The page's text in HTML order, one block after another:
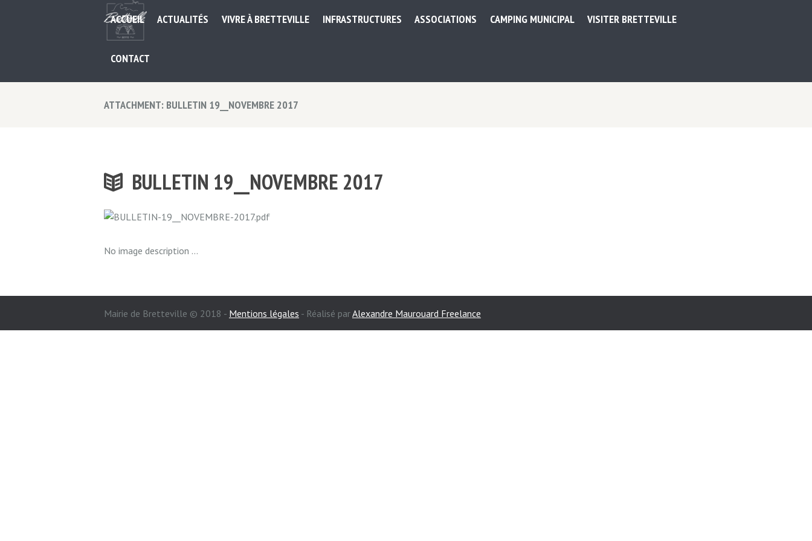
ACCUEIL ACTUALITÉS VIVRE À BRETTEVILLE INFRASTRUCTURES ASSOCIATIONS CAMPING MUNICIPAL VISITER BRETTEVILLE
CONTACT
ATTACHMENT: BULLETIN 19__NOVEMBRE 2017
BULLETIN 19__NOVEMBRE 2017
No image description ...
Mairie de Bretteville © 2018 - Mentions légales - Réalisé parAlexandre Maurouard Freelance